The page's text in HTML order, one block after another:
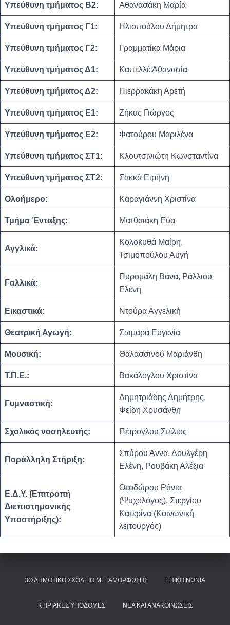
Υπεύθυνη τμήματος Β2: Αθανασάκη Μαρία
Υπεύθυνη τμήματος Γ1: Ηλιοπούλου Δήμητρα
Υπεύθυνη τμήματος Γ2: Γραμματίκα Μάρια
Υπεύθυνη τμήματος Δ1: Καπελλέ Αθανασία
Υπεύθυνη τμήματος Δ2: Πιερρακάκη Αρετή
Υπεύθυνη τμήματος Ε1: Ζήκας Γιώργος
Υπεύθυνη τμήματος Ε2: Φατούρου Μαριλένα
Υπεύθυνη τμήματος ΣΤ1: Κλουτσινιώτη Κωνσταντίνα
Υπεύθυνη τμήματος ΣΤ2: Σακκά Ειρήνη
Ολοήμερο: Καραγιάννη Χριστίνα
Τμήμα Ένταξης: Ματθαιάκη Εύα
Αγγλικά:
Κολοκυθά Μαίρη,
Τσιμοπούλου Αυγή
Γαλλικά:
Πυρομάλη Βάνα, Ράλλιου
Ελένη
Εικαστικά: Ντούρα Αγγελική
Θεατρική Αγωγή: Σωμαρά Ευγενία
Μουσική: Θαλασσινού Μαριάνθη
Τ.Π.Ε.: Βακάλογλου Χριστίνα
Γυμναστική:
Δημητριάδης Δημήτρης,
Φείδη Χρυσάνθη
Σχολικός νοσηλευτής: Πέτρογλου Στέλιος
Παράλληλη Στήριξη:
Σπύρου Άννα, Δουλγέρη
Ελένη, Ρουβάκη Αλέξια
Ε.Δ.Υ. (Επιτροπή
Διεπιστημονικής
Υποστήριξης):
Θεοδώρου Ράνια
(Ψυχολόγος), Στεργίου
Κατερίνα (Κοινωνική
λειτουργός)
3Ο ΔΗΜΟΤΙΚΌ ΣΧΟΛΕΊΟ ΜΕΤΑΜΌΡΦΩΣΗΣ ΕΠΙΚΟΙΝΩΝΊΑ
ΚΤΙΡΙΑΚΈΣ ΥΠΟΔΟΜΈΣ ΝΈΑ ΚΑΙ ΑΝΑΚΟΙΝΏΣΕΙΣ